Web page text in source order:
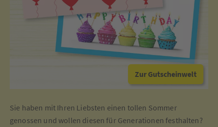
Zur Gutscheinwelt
Sie haben mit Ihren Liebsten einen tollen Sommer
genossen und wollen diesen für Generationen festhalten?